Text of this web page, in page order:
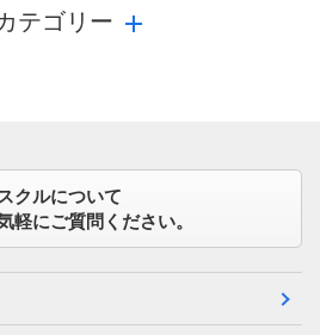
テゴリー
クルについて
軽にご質問ください。